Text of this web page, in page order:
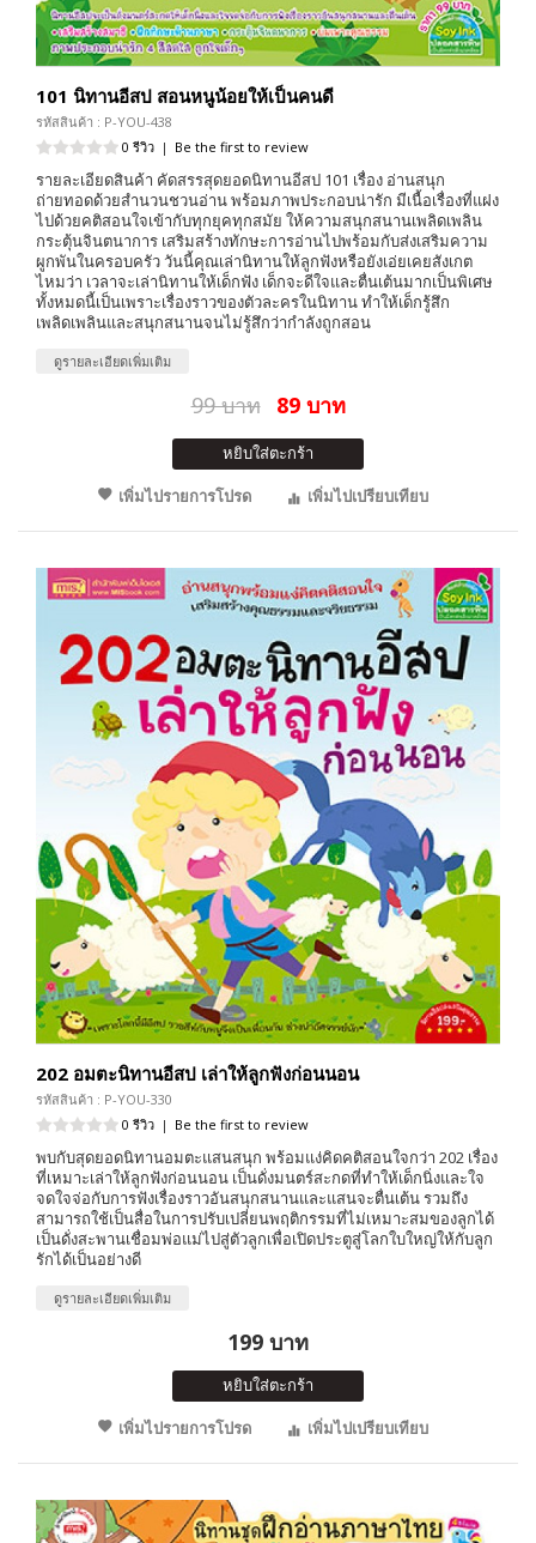
101 นิทานอีสป สอนหนูน้อยให้เป็นคนดี
รหัสสินค้า : P-YOU-438
0 รีวิว | Be the first to review
รายละเอียดสินค้า คัดสรรสุดยอดนิทานอีสป 101 เรื่อง อ่านสนุก
ถ่ายทอดด้วยสำนวนชวนอ่าน พร้อมภาพประกอบน่ารัก มีเนื้อเรื่องที่แฝง
ไปด้วยคติสอนใจเข้ากับทุกยุคทุกสมัย ให้ความสนุกสนานเพลิดเพลิน
กระตุ้นจินตนาการ เสริมสร้างทักษะการอ่านไปพร้อมกับส่งเสริมความ
ผูกพันในครอบครัว วันนี้คุณเล่านิทานให้ลูกฟังหรือยังเอ่ยเคยสังเกต
ไหมว่า เวลาจะเล่านิทานให้เด็กฟัง เด็กจะดีใจและตื่นเต้นมากเป็นพิเศษ
ทั้งหมดนี้เป็นเพราะเรื่องราวของตัวละครในนิทาน ทำให้เด็กรู้สึก
เพลิดเพลินและสนุกสนานจนไม่รู้สึกว่ากำลังถูกสอน
ดูรายละเอียดเพิ่มเติม
99 บาท 89 บาท
หยิบใส่ตะกร้า
เพิ่มไปรายการโปรด
เพิ่มไปเปรียบเทียบ
202 อมตะนิทานอีสป เล่าให้ลูกฟังก่อนนอน
รหัสสินค้า : P-YOU-330
0 รีวิว | Be the first to review
พบกับสุดยอดนิทานอมตะแสนสนุก พร้อมแง่คิดคติสอนใจกว่า 202 เรื่อง
ที่เหมาะเล่าให้ลูกฟังก่อนนอน เป็นดั่งมนตร์สะกดที่ทำให้เด็กนิ่งและใจ
จดใจจ่อกับการฟังเรื่องราวอันสนุกสนานและแสนจะตื่นเต้น รวมถึง
สามารถใช้เป็นสื่อในการปรับเปลี่ยนพฤติกรรมที่ไม่เหมาะสมของลูกได้
เป็นดั่งสะพานเชื่อมพ่อแม่ไปสู่ตัวลูกเพื่อเปิดประตูสู่โลกใบใหญ่ให้กับลูก
รักได้เป็นอย่างดี
ดูรายละเอียดเพิ่มเติม
199 บาท
หยิบใส่ตะกร้า
เพิ่มไปรายการโปรด
เพิ่มไปเปรียบเทียบ